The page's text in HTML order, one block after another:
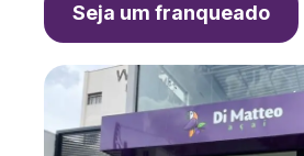
Seja um franqueado